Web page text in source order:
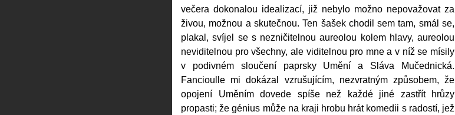
večera dokonalou idealizací, již nebylo možno nepovažovat za
živou, možnou a skutečnou. Ten šašek chodil sem tam, smál se,
plakal, svíjel se s nezničitelnou aureolou kolem hlavy, aureolou
neviditelnou pro všechny, ale viditelnou pro mne a v níž se mísily
v podivném sloučení paprsky Umění a Sláva Mučednická.
Fancioulle mi dokázal vzrušujícím, nezvratným způsobem, že
opojení Uměním dovede spíše než každé jiné zastřít hrůzy
propasti; že génius může na kraji hrobu hrát komedii s radostí, jež